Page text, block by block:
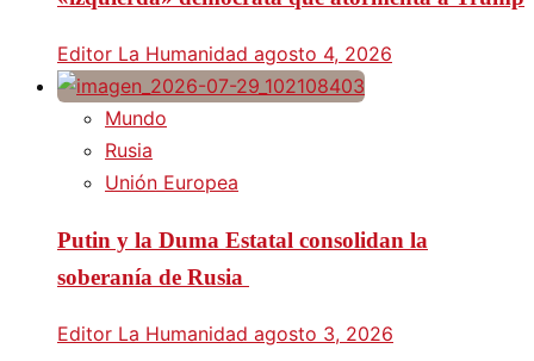
Editor La Humanidad agosto 4, 2026
Mundo
Rusia
Unión Europea
Putin y la Duma Estatal consolidan la
soberanía de Rusia
Editor La Humanidad agosto 3, 2026